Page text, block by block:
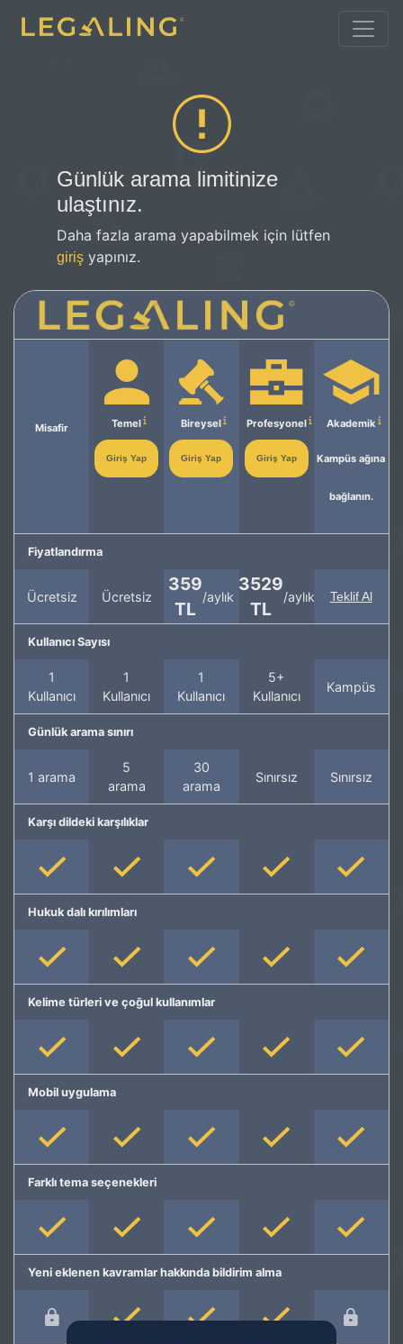
Günlük arama limitinize
ulaştınız.
Daha fazla arama yapabilmek için lütfen
giriş yapınız.
Misafir Temel
Giriş Yap
Bireysel
Giriş Yap
Profesyonel
Giriş Yap
Akademik
Kampüs ağına
bağlanın.
Fiyatlandırma
Ücretsiz Ücretsiz
359
TL
/aylık
3529
TL
/aylık Teklif Al
Kullanıcı Sayısı
1
Kullanıcı
1
Kullanıcı
1
Kullanıcı
5+
Kullanıcı
Kampüs
Günlük arama sınırı
1 arama
5
arama
30
arama
Sınırsız Sınırsız
Karşı dildeki karşılıklar
Hukuk dalı kırılımları
Kelime türleri ve çoğul kullanımlar
Mobil uygulama
Farklı tema seçenekleri
Yeni eklenen kavramlar hakkında bildirim alma